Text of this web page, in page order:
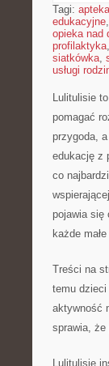
Tagi: apteka
edukacyjne,
opieka nad
profilaktyka,
siatkówka,
usługi
Lulitulisie
pomagać
przygoda,
edukację z
co
pojawia się
każde
Treści na
temu
aktywność
sprawia, że
Lulitulisie